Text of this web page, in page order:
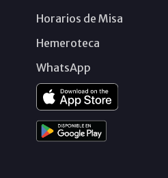
Horarios de Misa
Hemeroteca
WhatsApp